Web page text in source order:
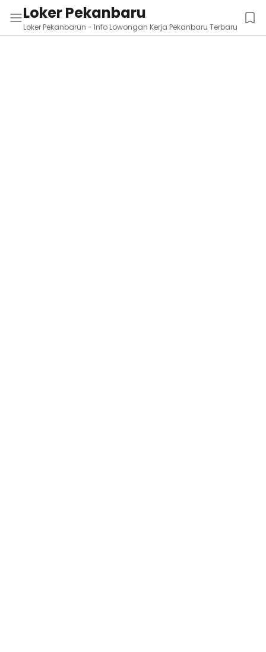
Loker Pekanbaru
Loker Pekanbarun - Info Lowongan Kerja Pekanbaru Terbaru